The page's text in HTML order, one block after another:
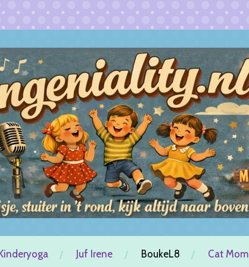
Juf Irene BoukeL8 Cat Mom